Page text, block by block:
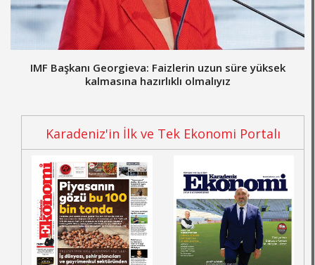
IMF Başkanı Georgieva: Faizlerin uzun süre yüksek
kalmasına hazırlıklı olmalıyız
Karadeniz'in İlk ve Tek Ekonomi Portalı